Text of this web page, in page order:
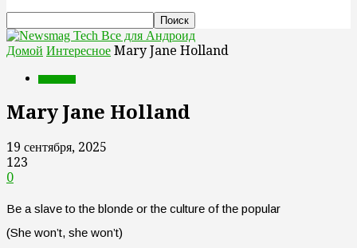
Все для Андроид
Домой Интересное Mary Jane Holland
Mary Jane Holland
19 сентября, 2025
123
0
Be a slave to the blonde or the culture of the popular
(She won’t, she won’t)